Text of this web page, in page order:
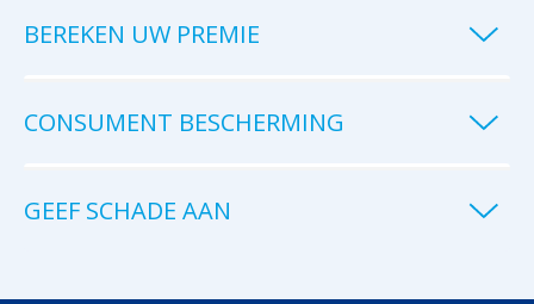
BEREKEN UW PREMIE
CONSUMENT BESCHERMING
GEEF SCHADE AAN